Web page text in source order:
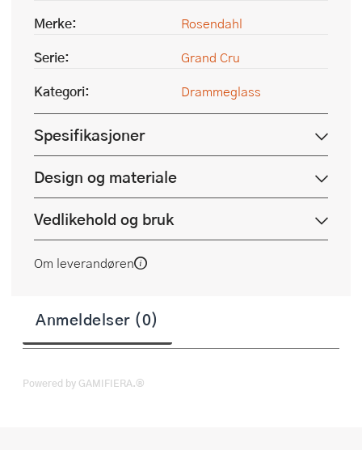
Merke:
Rosendahl
Serie:
Grand Cru
Kategori:
Drammeglass
Spesifikasjoner
Design og materiale
Vedlikehold og bruk
Om leverandøren
Anmeldelser (0)
Powered by GAMIFIERA.®